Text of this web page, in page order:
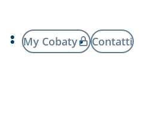
My Cobaty Contatti